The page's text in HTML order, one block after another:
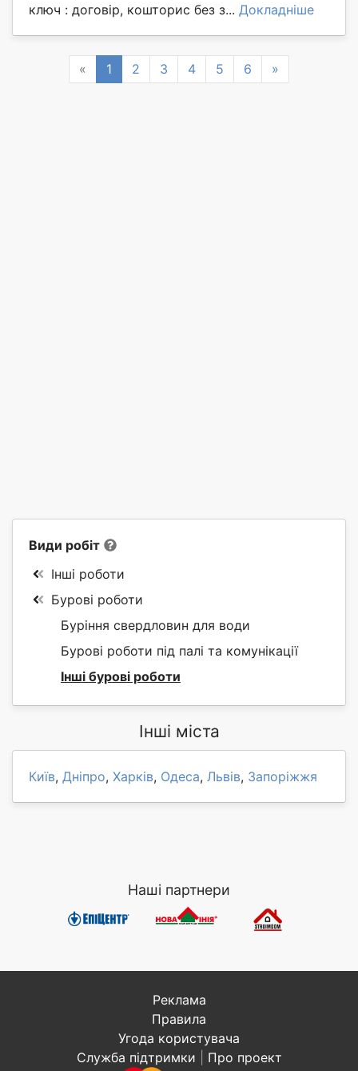
ключ : договір, кошторис без з... Докладніше
« Previous
1 2 3 4 5 6 »
Види робіт
Інші роботи
Бурові роботи
Буріння свердловин для води
Бурові роботи під палі та комунікації
Інші бурові роботи
Інші міста
Київ, Дніпро, Харків, Одеса, Львів, Запоріжжя
Наші партнери
Реклама
Правила
Угода користувача
Служба підтримки
Про проект